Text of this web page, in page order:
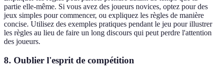
partie elle-même. Si vous avez des joueurs novices, optez pour des
jeux simples pour commencer, ou expliquez les règles de manière
concise. Utilisez des exemples pratiques pendant le jeu pour illustrer
les règles au lieu de faire un long discours qui peut perdre l'attention
des joueurs.
8. Oublier l'esprit de compétition